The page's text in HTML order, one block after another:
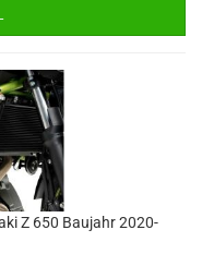
Z 650 Baujahr 2020-